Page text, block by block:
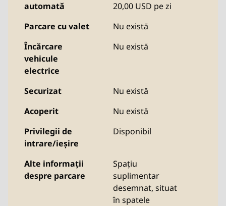
automată
20,00 USD pe zi
Parcare cu valet
Nu există
Încărcare
vehicule
electrice
Nu există
Securizat
Nu există
Acoperit
Nu există
Privilegii de
intrare/ieșire
Disponibil
Alte informații
despre parcare
Spațiu
suplimentar
desemnat, situat
în spatele